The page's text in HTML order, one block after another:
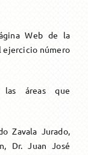
Web de la
ejercicio número
las áreas que
Zavala Jurado,
Dr. Juan José